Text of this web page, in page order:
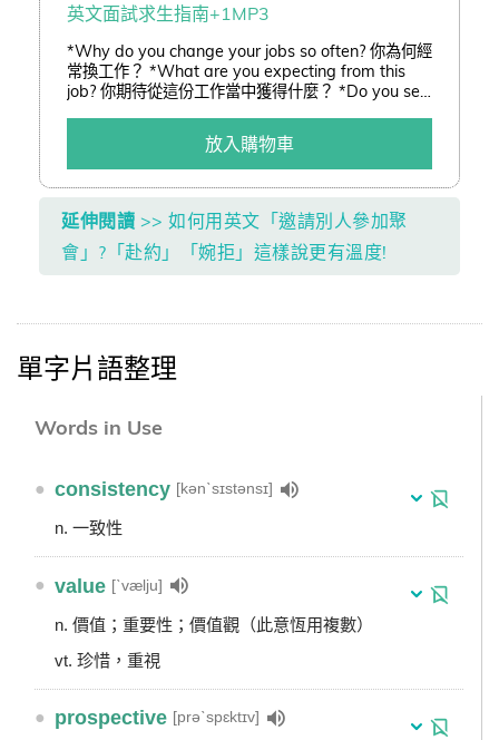
英文面試求生指南+1MP3
*Why do you change your jobs so often? 你為何經
常換工作？ *What are you expecting from this
job? 你期待從這份工作當中獲得什麼？ *Do you see
個產業裡有看見任何重要趨勢嗎？ *Why did you
leave your last job? 你上一個工作的離職原因為何？
*How has your education prepared you for the
job? 你所受的教育跟這份工作有何關連？ 這些基本問
題你都會回答嗎？ 該怎麼回答才有加分效果，而不是
讓雇主臉上多出三條線？ 本書教你以最簡潔道地的英
文，做出最得體的應對，前進外商不再是夢！
放入購物車
延伸閱讀 >> 如何用英文「邀請別人參加聚
會」?「赴約」「婉拒」這樣說更有溫度!
單字片語整理
Words in Use
● consistency [kənˋsɪstənsɪ]
n. 一致性
● value [ˋvælju]
n. 價值；重要性；價值觀（此意恆用複數）
vt. 珍惜，重視
● prospective [prəˋspɛktɪv]